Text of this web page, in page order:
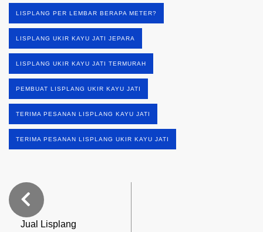
LISPLANG PER LEMBAR BERAPA METER?
LISPLANG UKIR KAYU JATI JEPARA
LISPLANG UKIR KAYU JATI TERMURAH
PEMBUAT LISPLANG UKIR KAYU JATI
TERIMA PESANAN LISPLANG KAYU JATI
TERIMA PESANAN LISPLANG UKIR KAYU JATI
Jual Lisplang